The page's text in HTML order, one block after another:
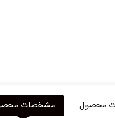
محصول مشخصات محصول